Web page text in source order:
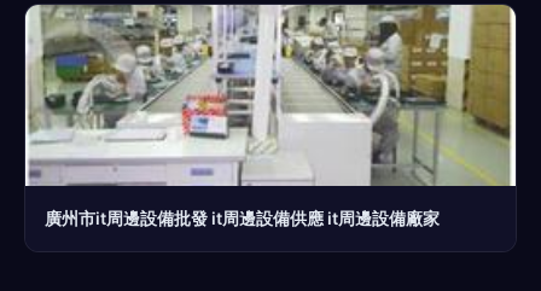
廣州市it周邊設備批發 it周邊設備供應 it周邊設備廠家